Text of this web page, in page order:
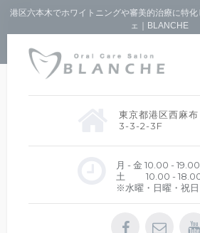
港区六本木でホワイトニングや審美的治療に特
ェ｜BLANCHE
東京都港区西麻布
3-3-2-3F
月 - 金 10.00 - 19.00
土 10.00 -
※水曜・日曜・祝